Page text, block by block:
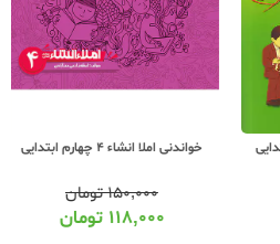
خواندنی املا انشاء 4 چهارم ابتدایی
۱۵۰,۰۰۰تومان
۱۱۸,۰۰۰تومان